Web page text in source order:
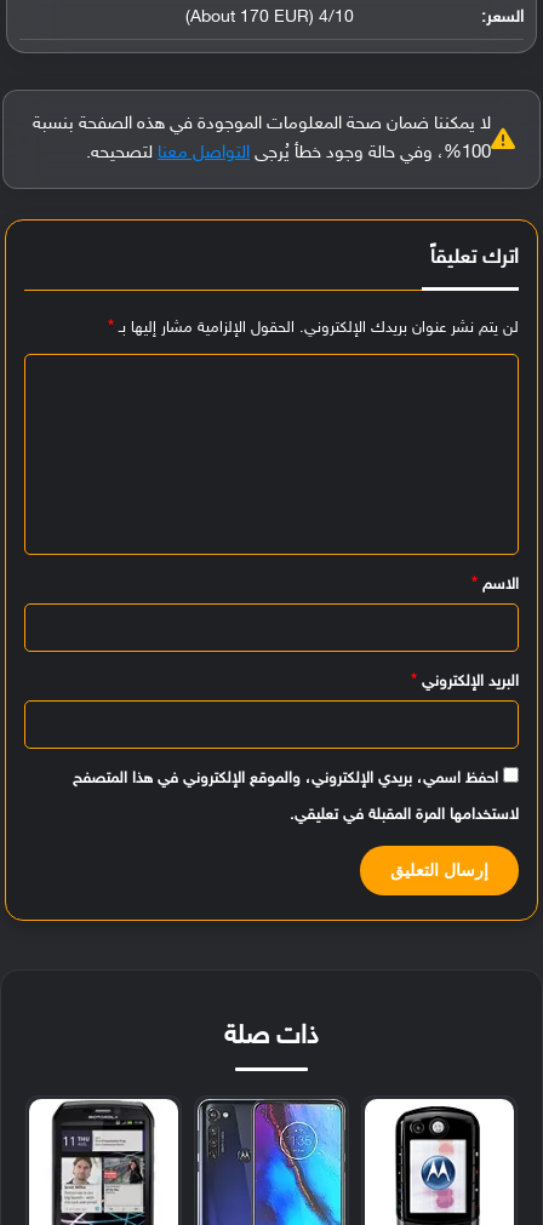
السعر: 4/10 (About 170 EUR)
لا يمكننا ضمان صحة المعلومات الموجودة في هذه الصفحة بنسبة
100%، وفي حالة وجود خطأ يُرجى
التواصل معنا لتصحيحه.
اترك تعليقاً
لن يتم نشر عنوان بريدك الإلكتروني. الحقول الإلزامية مشار إليها بـ*
ي
ق
الاسم *
البريد الإلكتروني *
احفظ اسمي، بريدي الإلكتروني، والموقع الإلكتروني في هذا المتصفح
لاستخدامها المرة المقبلة في تعليقي.
ذات صلة